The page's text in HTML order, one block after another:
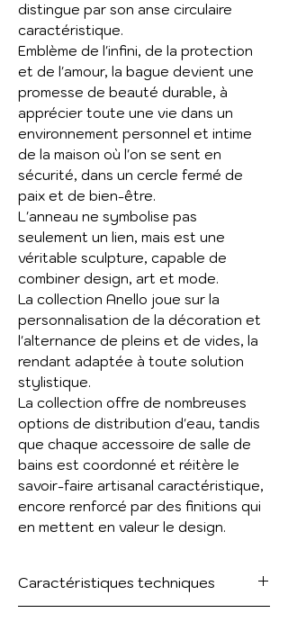
distingue par son anse circulaire
caractéristique.
Emblème de l'infini, de la protection
et de l'amour, la bague devient une
promesse de beauté durable, à
apprécier toute une vie dans un
environnement personnel et intime
de la maison où l'on se sent en
sécurité, dans un cercle fermé de
paix et de bien-être.
L'anneau ne symbolise pas
seulement un lien, mais est une
véritable sculpture, capable de
combiner design, art et mode.
La collection Anello joue sur la
personnalisation de la décoration et
l'alternance de pleins et de vides, la
rendant adaptée à toute solution
stylistique.
La collection offre de nombreuses
options de distribution d'eau, tandis
que chaque accessoire de salle de
bains est coordonné et réitère le
savoir-faire artisanal caractéristique,
encore renforcé par des finitions qui
en mettent en valeur le design.
Caractéristiques techniques